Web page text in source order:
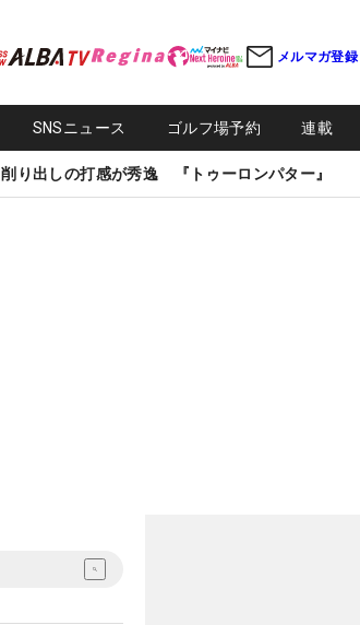
メルマガ登録
SNSニュース ゴルフ場予約 連載
削り出しの打感が秀逸 『トゥーロンパター』